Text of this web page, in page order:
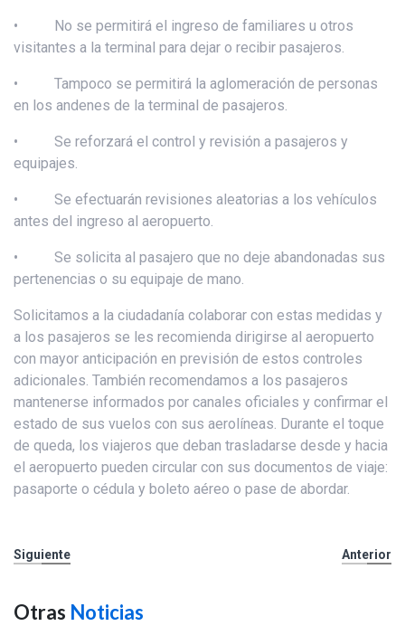
• No se permitirá el ingreso de familiares u otros
visitantes a la terminal para dejar o recibir pasajeros.
• Tampoco se permitirá la aglomeración de personas
en los andenes de la terminal de pasajeros.
• Se reforzará el control y revisión a pasajeros y
equipajes.
• Se efectuarán revisiones aleatorias a los vehículos
antes del ingreso al aeropuerto.
• Se solicita al pasajero que no deje abandonadas sus
pertenencias o su equipaje de mano.
Solicitamos a la ciudadanía colaborar con estas medidas y
a los pasajeros se les recomienda dirigirse al aeropuerto
con mayor anticipación en previsión de estos controles
adicionales. También recomendamos a los pasajeros
mantenerse informados por canales oficiales y confirmar el
estado de sus vuelos con sus aerolíneas. Durante el toque
de queda, los viajeros que deban trasladarse desde y hacia
el aeropuerto pueden circular con sus documentos de viaje:
pasaporte o cédula y boleto aéreo o pase de abordar.
Siguiente Anterior
Otras Noticias